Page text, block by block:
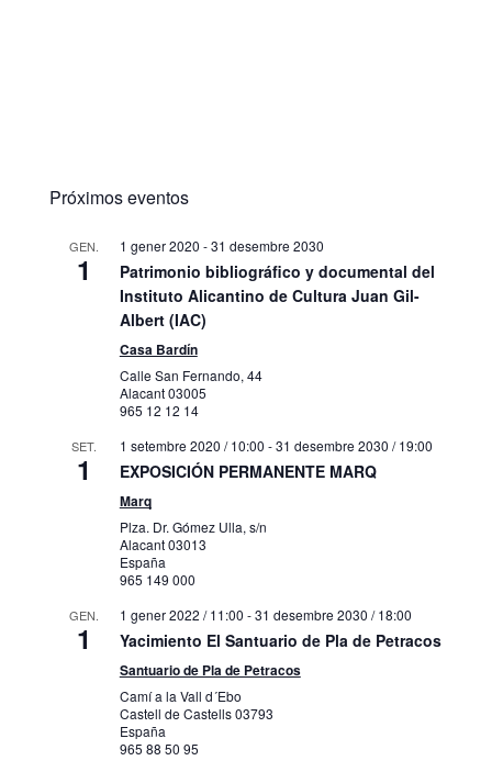
Próximos eventos
GEN.
1
1 gener 2020 -31 desembre 2030
Patrimonio bibliográfico y documental del
Instituto Alicantino de Cultura Juan Gil-
Albert (IAC)
Casa Bardín
Calle San Fernando, 44
Alacant03005
965 12 12 14
SET.
1
1 setembre 2020 / 10:00 -31 desembre 2030 / 19:00
EXPOSICIÓN PERMANENTE MARQ
Marq
Plza. Dr. Gómez Ulla, s/n
Alacant03013
España
965 149 000
GEN.
1
1 gener 2022 / 11:00 -31 desembre 2030 / 18:00
Yacimiento El Santuario de Pla de Petracos
Santuario de Pla de Petracos
Camí a la Vall d´Ebo
Castell de Castells03793
España
965 88 50 95